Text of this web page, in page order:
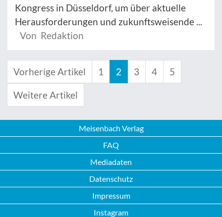
Kongress in Düsseldorf, um über aktuelle
Herausforderungen und zukunftsweisende ...
Von Redaktion
Vorherige Artikel 1 2 3 4 5
Weitere Artikel
Meisenbach Verlag
FAQ
Mediadaten
Datenschutz
Impressum
Instagram